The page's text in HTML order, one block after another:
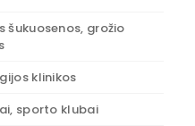
šukuosenos, grožio
klinikos
sporto klubai